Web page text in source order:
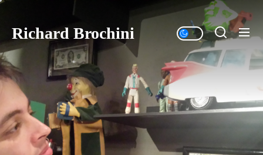
Skip
content
Richard Brochini